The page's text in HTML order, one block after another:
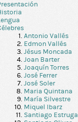
Antonio Vallés
Edmon Vallés
Jésus Moncada
Joan Barter
Joaquín Torres
José Ferrer
José Soler
Maria Quintana
María Silvestre
Miquel Ibarz
Santiago Estruga